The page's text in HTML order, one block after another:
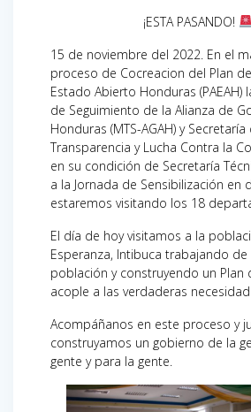
¡ESTA PASANDO!
15 de noviembre del 2022. En el
proceso de Cocreacion del Plan
Estado Abierto Honduras (PAEAH)
de Seguimiento de la Alianza de
Honduras (MTS-AGAH) y Secretaría
Transparencia y Lucha Contra la
en su condición de Secretaría
a la Jornada de Sensibilización en
estaremos visitando los 18
El día de hoy visitamos a la
Esperanza, Intibuca trabajando
población y construyendo un Plan
acople a las verdaderas
Acompáñanos en este proceso y
construyamos un gobierno de la
gente y para la gente.